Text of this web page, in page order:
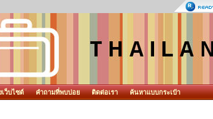
เว็บไซต์ คำถามที่พบบ่อย ติดต่อเรา ค้นหาแบบกระเป๋า